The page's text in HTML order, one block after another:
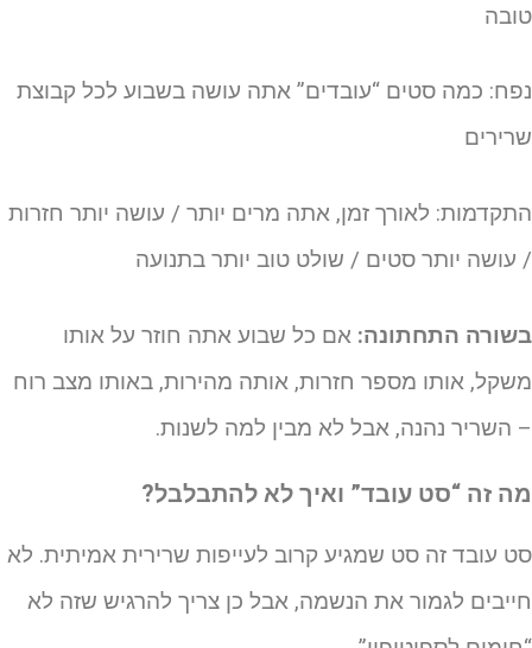
כמה סטים “עובדים” אתה עושה בשבוע לכל קבוצת
לאורך זמן, אתה מרים יותר / עושה יותר חזרות
יותר סטים / שולט טוב יותר בתנועה
התחתונה:אם כל שבוע אתה חוזר על אותו
אותו מספר חזרות, אותה מהירות, באותו מצב רוח
השריר נהנה, אבל לא מבין למה לשנות.
זה “סט עובד” ואיך לא להתבלבל?
עובד זה סט שמגיע קרוב לעייפות שרירית אמיתית. לא
לגמור את הנשמה, אבל כן צריך להרגיש שזה לא